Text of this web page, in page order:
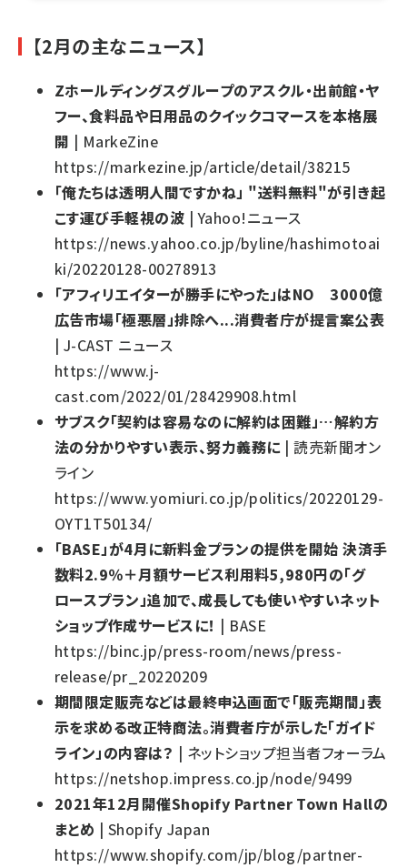
【2月の主なニュース】
Zホールディングスグループのアスクル・出前館・ヤ
フー、食料品や日用品のクイックコマースを本格展
開 | MarkeZine
https://markezine.jp/article/detail/38215
「俺たちは透明人間ですかね」 "送料無料"が引き起
こす運び手軽視の波 | Yahoo!ニュース
https://news.yahoo.co.jp/byline/hashimotoai
ki/20220128-00278913
「アフィリエイターが勝手にやった」はNO 3000億
広告市場「極悪層」排除へ...消費者庁が提言案公表
| J-CAST ニュース
https://www.j-
cast.com/2022/01/28429908.html
サブスク「契約は容易なのに解約は困難」…解約方
法の分かりやすい表示、努力義務に| 読売新聞オン
ライン
https://www.yomiuri.co.jp/politics/20220129-
OYT1T50134/
「BASE」が4月に新料金プランの提供を開始 決済手
数料2.9％＋月額サービス利用料5,980円の「グ
ロースプラン」追加で、成長しても使いやすいネット
ショップ作成サービスに！ | BASE
https://binc.jp/press-room/news/press-
release/pr_20220209
期間限定販売などは最終申込画面で「販売期間」表
示を求める改正特商法。消費者庁が示した「ガイド
ライン」の内容は？ | ネットショップ担当者フォーラム
https://netshop.impress.co.jp/node/9499
2021年12月開催Shopify Partner Town Hallの
まとめ | Shopify Japan
https://www.shopify.com/jp/blog/partner-